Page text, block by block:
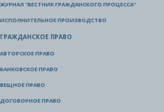
ЖУРНАЛ "ВЕСТНИК ГРАЖДАНСКОГО ПРОЦЕССА"
ИСПОЛНИТЕЛЬНОЕ ПРОИЗВОДСТВО
ГРАЖДАНСКОЕ ПРАВО
АВТОРСКОЕ ПРАВО
БАНКОВСКОЕ ПРАВО
ВЕЩНОЕ ПРАВО
ДОГОВОРНОЕ ПРАВО